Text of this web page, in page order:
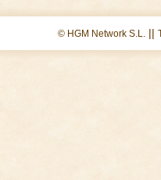
© HGM Network S.L. ||